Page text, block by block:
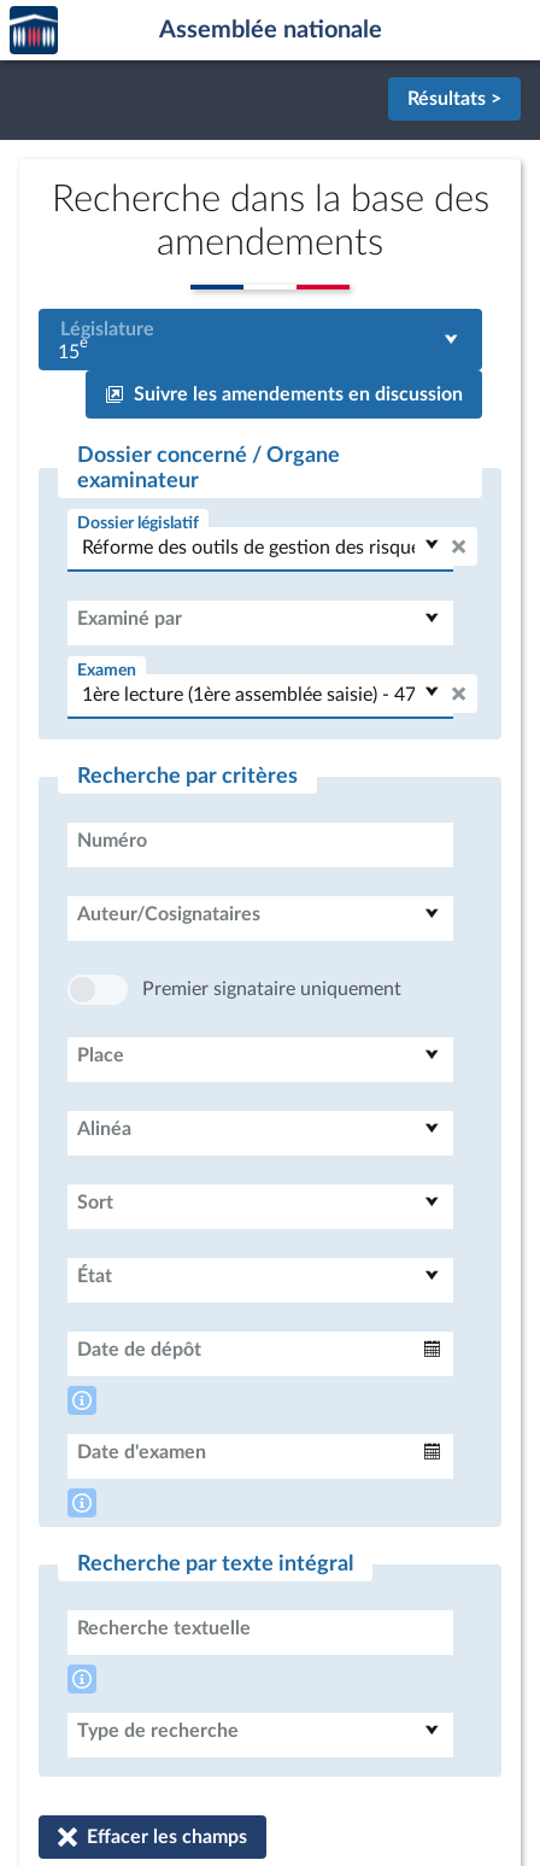
Aller au contenu
Aller en bas de la page
Accèder
à la
page
Assemblée nationale
Résultats >
Recherche dans la base des
amendements
Législature
15e
Suivre les amendements en discussion
Dossier concerné / Organe
examinateur
Dossier législatif
Examiné par
Examen
Recherche par critères
Numéro
Auteur/Cosignataires
Premier signataire uniquement
Place
Alinéa
Sort
État
Date de dépôt
Date d'examen
Recherche par texte intégral
Recherche textuelle
Type de recherche
Effacer les champs